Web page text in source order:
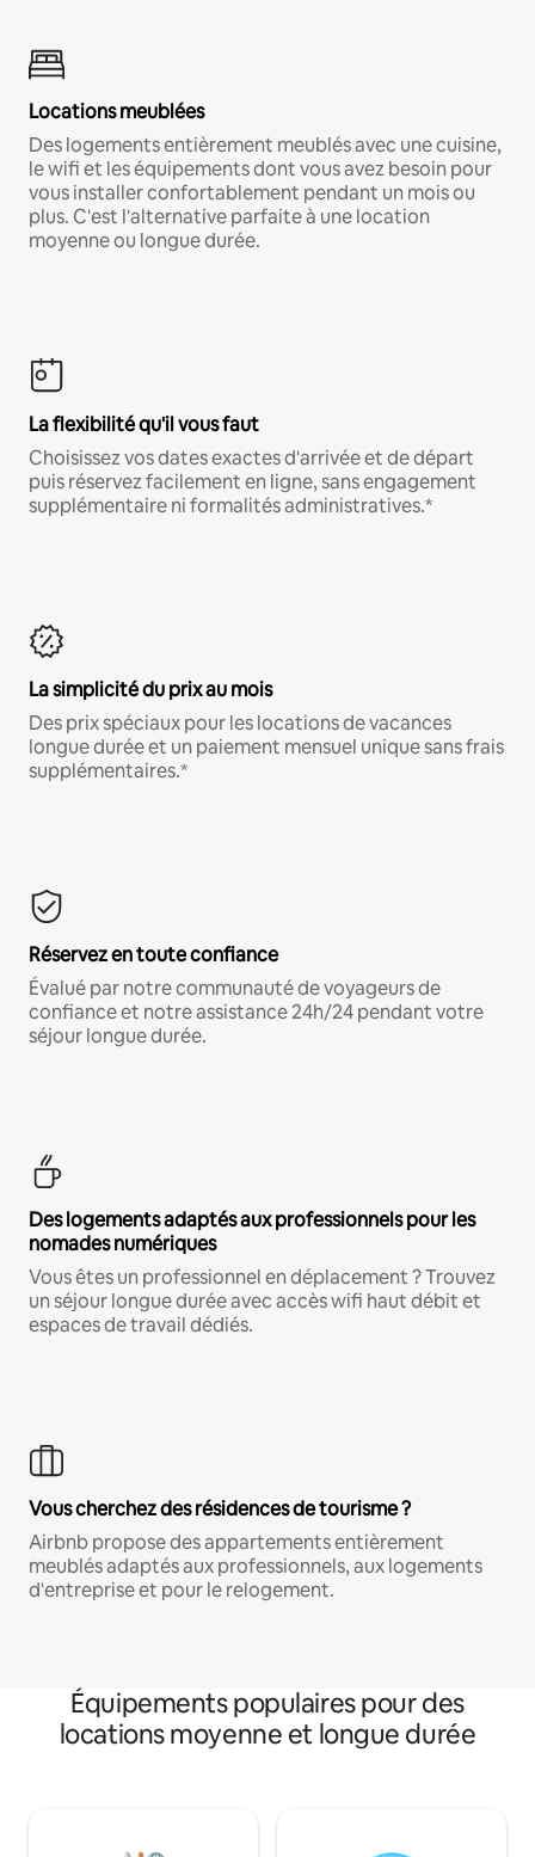
Locations meublées
Des logements entièrement meublés avec une cuisine,
le wifi et les équipements dont vous avez besoin pour
vous installer confortablement pendant un mois ou
plus. C'est l'alternative parfaite à une location
moyenne ou longue durée.
La flexibilité qu'il vous faut
Choisissez vos dates exactes d'arrivée et de départ
puis réservez facilement en ligne, sans engagement
supplémentaire ni formalités administratives.*
La simplicité du prix au mois
Des prix spéciaux pour les locations de vacances
longue durée et un paiement mensuel unique sans frais
supplémentaires.*
Réservez en toute confiance
Évalué par notre communauté de voyageurs de
confiance et notre assistance 24h/24 pendant votre
séjour longue durée.
Des logements adaptés aux professionnels pour les
nomades numériques
Vous êtes un professionnel en déplacement ? Trouvez
un séjour longue durée avec accès wifi haut débit et
espaces de travail dédiés.
Vous cherchez des résidences de tourisme ?
Airbnb propose des appartements entièrement
meublés adaptés aux professionnels, aux logements
d'entreprise et pour le relogement.
Équipements populaires pour des
locations moyenne et longue durée